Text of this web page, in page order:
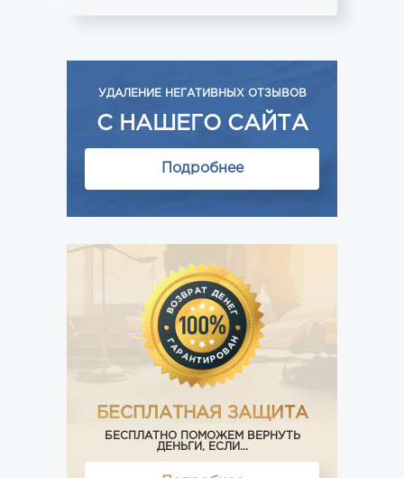
УДАЛЕНИЕ НЕГАТИВНЫХ ОТЗЫВОВ
С НАШЕГО САЙТА
Подробнее
БЕСПЛАТНАЯ ЗАЩИТА
БЕСПЛАТНО ПОМОЖЕМ ВЕРНУТЬ
ДЕНЬГИ, ЕСЛИ...